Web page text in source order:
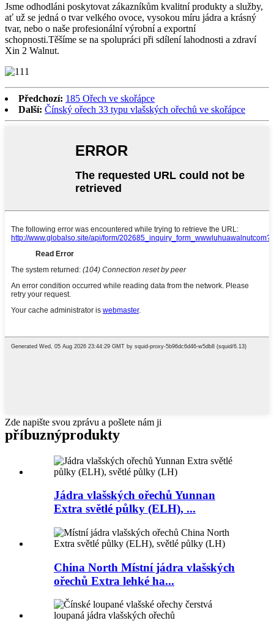
Jsme odhodláni poskytovat zákazníkům kvalitní produkty a služby,
ať už se jedná o tvar velkého ovoce, vysokou míru jádra a krásný
tvar, nebo o naše profesionální výrobní a exportní
schopnosti.Těšíme se na spolupráci při sdílení lahodnosti a zdraví
Xin 2 Walnut.
Předchozí: 185 Ořech ve skořápce
Další: Čínský ořech 33 typu vlašských ořechů ve skořápce
Zde napište svou zprávu a pošlete nám ji
příbuznýprodukty
Jádra vlašských ořechů Yunnan
Extra světlé půlky (ELH), ...
China North Místní jádra vlašských
ořechů Extra lehké ha...